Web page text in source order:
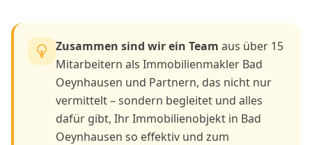
Zusammen sind wir ein Team aus über 15
Mitarbeitern als Immobilienmakler Bad
Oeynhausen und Partnern, das nicht nur
vermittelt – sondern begleitet und alles
dafür gibt, Ihr Immobilienobjekt in Bad
Oeynhausen so effektiv und zum